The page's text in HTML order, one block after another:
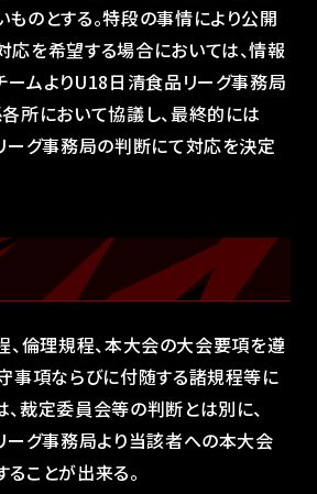
のとする。特段の事情により公開
を希望する場合においては、情報
ームよりU18日清食品リーグ事務局
所において協議し、最終的には
ーグ事務局の判断にて対応を決定
倫理規程、本大会の大会要項を遵
事項ならびに付随する諸規程等に
裁定委員会等の判断とは別に、
ーグ事務局より当該者への本大会
ことが出来る。